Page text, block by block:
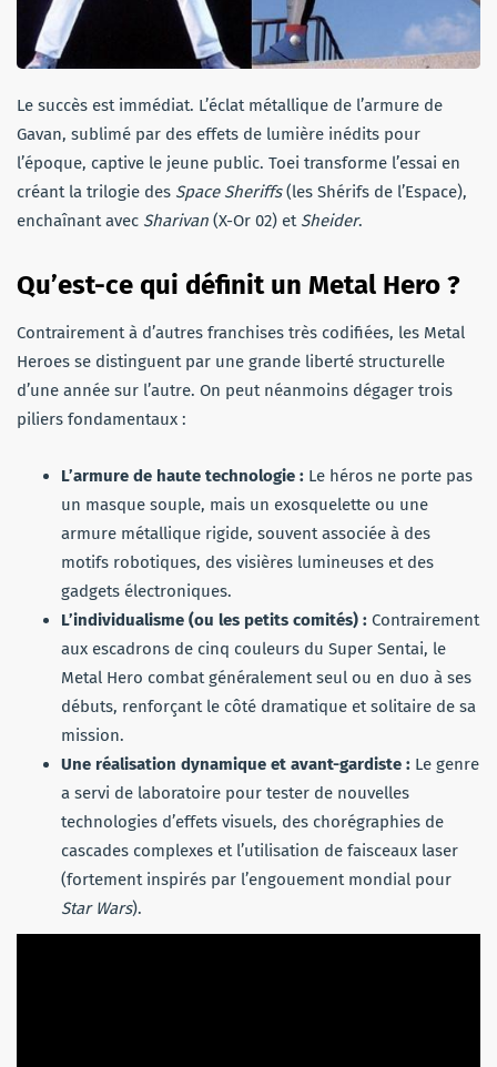
Le succès est immédiat. L’éclat métallique de l’armure de
Gavan, sublimé par des effets de lumière inédits pour
l’époque, captive le jeune public. Toei transforme l’essai en
créant la trilogie des Space Sheriffs(les Shérifs de l’Espace),
enchaînant avec Sharivan (X-Or 02) et Sheider.
Qu’est-ce qui définit un Metal Hero ?
Contrairement à d’autres franchises très codifiées, les Metal
Heroes se distinguent par une grande liberté structurelle
d’une année sur l’autre. On peut néanmoins dégager trois
piliers fondamentaux :
L’armure de haute technologie : Le héros ne porte pas
un masque souple, mais un exosquelette ou une
armure métallique rigide, souvent associée à des
motifs robotiques, des visières lumineuses et des
gadgets électroniques.
L’individualisme (ou les petits comités) : Contrairement
aux escadrons de cinq couleurs du Super Sentai, le
Metal Hero combat généralement seul ou en duo à ses
débuts, renforçant le côté dramatique et solitaire de sa
mission.
Une réalisation dynamique et avant-gardiste : Le genre
a servi de laboratoire pour tester de nouvelles
technologies d’effets visuels, des chorégraphies de
cascades complexes et l’utilisation de faisceaux laser
(fortement inspirés par l’engouement mondial pour
Star Wars).